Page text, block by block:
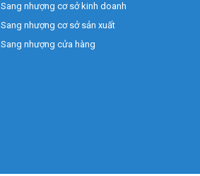
Sang nhượng cơ sở kinh doanh
Sang nhượng cơ sở sản xuất
Sang nhượng cửa hàng